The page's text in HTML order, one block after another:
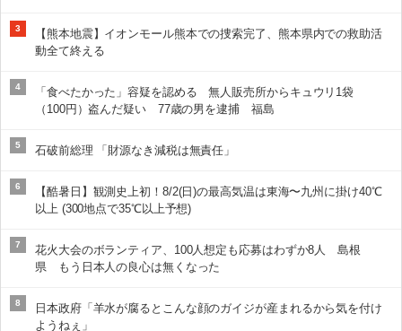
3
【熊本地震】イオンモール熊本での捜索完了、熊本県内での救助活
動全て終える
4
「食べたかった」容疑を認める 無人販売所からキュウリ1袋
（100円）盗んだ疑い 77歳の男を逮捕 福島
5 石破前総理 「財源なき減税は無責任」
6
【酷暑日】観測史上初！8/2(日)の最高気温は東海〜九州に掛け40℃
以上 (300地点で35℃以上予想)
7
花火大会のボランティア、100人想定も応募はわずか8人 島根
県 もう日本人の良心は無くなった
8
日本政府「羊水が腐るとこんな顔のガイジが産まれるから気を付け
ようねぇ」